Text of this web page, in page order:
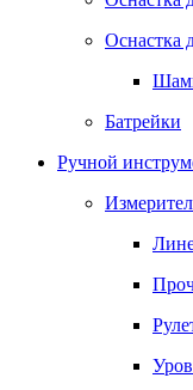
Оснастка
Батрейки
Ручной